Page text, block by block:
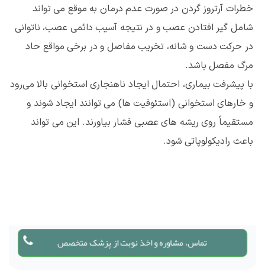
خطرات آرتروز گردن در صورت عدم درمان به موقع می تواند
شامل گیر افتادن عصب و در نتیجه آسیب دائمی عصب، ناتوانی
در حرکت دست و شانه، تخریب مفاصل و در برخی مواقع حاد
مرگ مفصل باشد.
با پیشرفت بیماری، احتمال ایجاد ناهنجاری استخوانی بالا می‌رود
و خارهای استخوانی (استئوفیت ها) می توانند ایجاد شوند و
مستقیماً روی ریشه های عصبی فشار بیاورند. این می تواند
باعث رادیکولوپاتی شود.
تماس، مشاوره و اخذ نوبت از پزشک متخصص